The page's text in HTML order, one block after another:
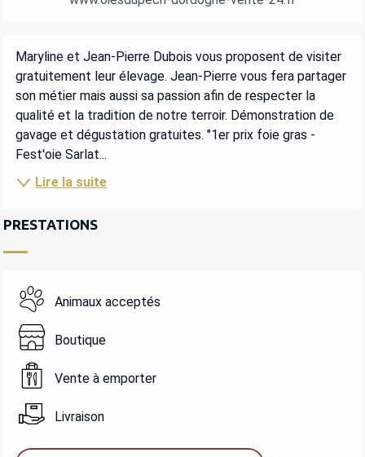
DESCRIPTION
Maryline et Jean-Pierre Dubois vous proposent de visiter
gratuitement leur élevage. Jean-Pierre vous fera partager
son métier mais aussi sa passion afin de respecter la
qualité et la tradition de notre terroir. Démonstration de
gavage et dégustation gratuites. "1er prix foie gras -
Fest'oie Sarlat...
Lire la suite
PRESTATIONS
Animaux acceptés
Boutique
Vente à emporter
Livraison